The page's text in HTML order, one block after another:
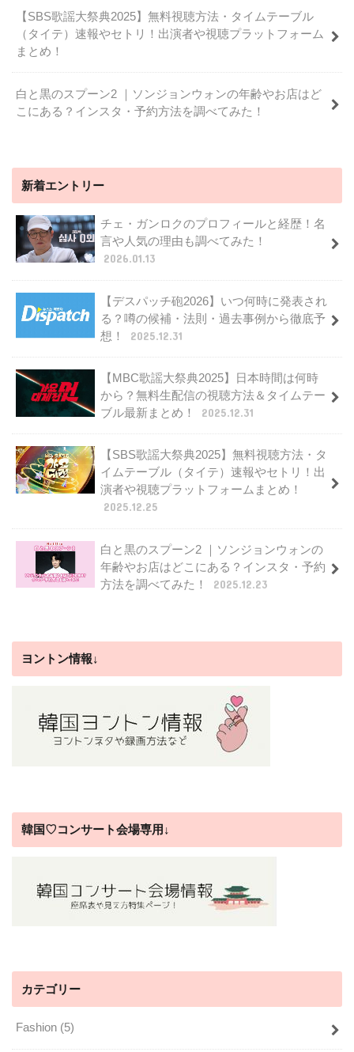
【SBS歌謡大祭典2025】無料視聴方法・タイムテーブル
（タイテ）速報やセトリ！出演者や視聴プラットフォーム
まとめ！
白と黒のスプーン2 ｜ソンジョンウォンの年齢やお店はど
こにある？インスタ・予約方法を調べてみた！
新着エントリー
チェ・ガンロクのプロフィールと経歴！名
言や人気の理由も調べてみた！
2026.01.13
【デスパッチ砲2026】いつ何時に発表され
る？噂の候補・法則・過去事例から徹底予
想！
2025.12.31
【MBC歌謡大祭典2025】日本時間は何時
から？無料生配信の視聴方法＆タイムテー
ブル最新まとめ！
2025.12.31
【SBS歌謡大祭典2025】無料視聴方法・タ
イムテーブル（タイテ）速報やセトリ！出
演者や視聴プラットフォームまとめ！
2025.12.25
白と黒のスプーン2 ｜ソンジョンウォンの
年齢やお店はどこにある？インスタ・予約
方法を調べてみた！
2025.12.23
ヨントン情報↓
韓国♡コンサート会場専用↓
カテゴリー
Fashion (5)